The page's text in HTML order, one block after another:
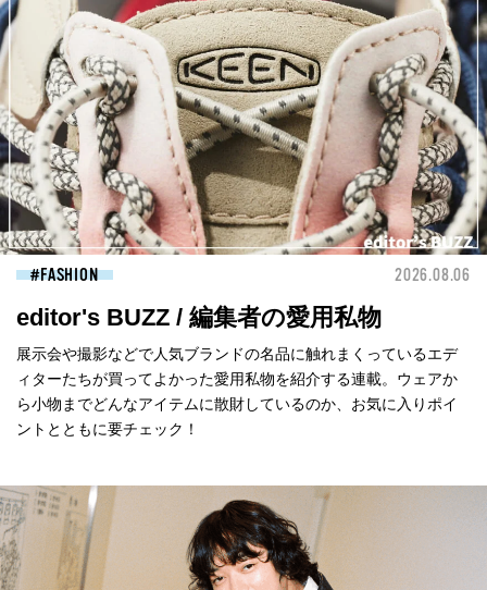
FASHION 2026.08.06
editor's BUZZ / 編集者の愛用私物
展示会や撮影などで人気ブランドの名品に触れまくっているエデ
ィターたちが買ってよかった愛用私物を紹介する連載。ウェアか
ら小物までどんなアイテムに散財しているのか、お気に入りポイ
ントとともに要チェック！